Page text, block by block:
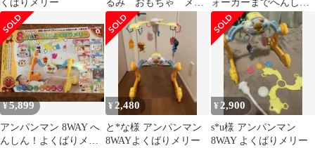
くばりメリー
るみ おもちゃ メリ
ー セット
ォーカーまでへんし
ん！よくばりメリー
¥5,899
アンパンマン 8WAY へ
んしん！よくばりメリ
¥ 2,480
と*な様 アンパンマン
8WAYよくばりメリー
¥ 2,900
s*u様 アンパンマン
8WAY よくばりメリー